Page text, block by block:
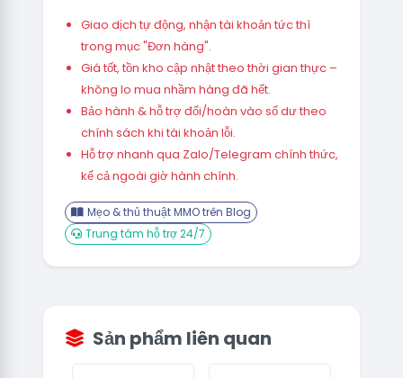
Giao dịch tự động, nhận tài khoản tức thì
trong mục "Đơn hàng".
Giá tốt, tồn kho cập nhật theo thời gian thực –
không lo mua nhầm hàng đã hết.
Bảo hành & hỗ trợ đổi/hoàn vào số dư theo
chính sách khi tài khoản lỗi.
Hỗ trợ nhanh qua Zalo/Telegram chính thức,
kể cả ngoài giờ hành chính.
Mẹo & thủ thuật MMO trên Blog
Trung tâm hỗ trợ 24/7
Sản phẩm liên quan